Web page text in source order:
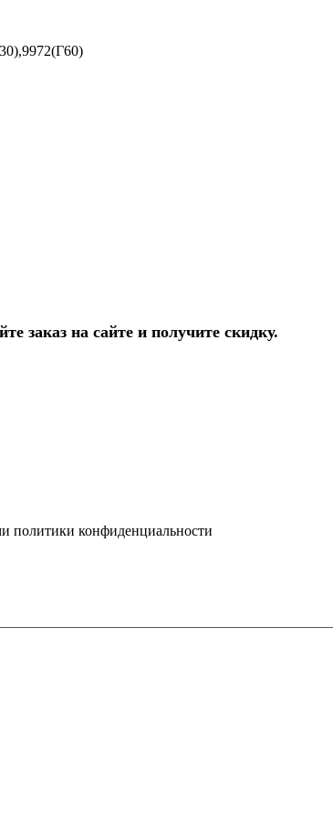
заказ на сайте и получите скидку.
политики конфиденциальности